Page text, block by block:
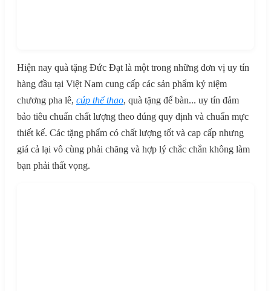
Hiện nay quà tặng Đức Đạt là một trong những đơn vị uy tín
hàng đầu tại Việt Nam cung cấp các sản phẩm kỷ niệm
chương pha lê, cúp thể thao, quà tặng để bàn... uy tín đảm
bảo tiêu chuẩn chất lượng theo đúng quy định và chuẩn mực
thiết kế. Các tặng phẩm có chất lượng tốt và cap cấp nhưng
giá cả lại vô cùng phải chăng và hợp lý chắc chắn không làm
bạn phải thất vọng.